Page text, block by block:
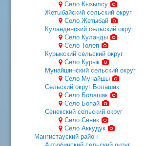
Село Кызылсу
Жетыбайский сельский округ
Село Жетыбай
Куландинский сельский округ
Село Куланды
Село Толеп
Курыкский сельский округ
Село Курык
Мунайшинский сельский округ
Село Мунайшы
Сельский округ Болашак
Село Болашак
Село Бопай
Сенекский сельский округ
Село Сенек
Село Аккудук
Мангистауский район